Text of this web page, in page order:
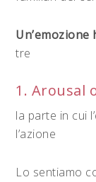
tre
1. Arousal
la parte in cui
l’azione
Lo sentiamo